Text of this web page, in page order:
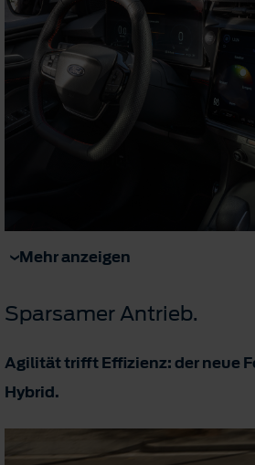
Mehr anzeigen
Sparsamer Antrieb.
Agilität trifft Effizienz: der neue
Hybrid.